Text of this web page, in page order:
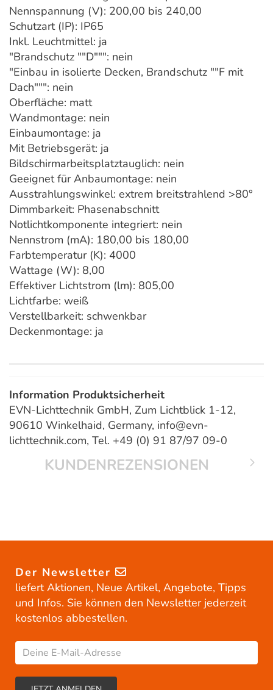
Nennspannung (V): 200,00 bis 240,00
Schutzart (IP): IP65
Inkl. Leuchtmittel: ja
"Brandschutz ""D""": nein
"Einbau in isolierte Decken, Brandschutz ""F mit
Dach""": nein
Oberfläche: matt
Wandmontage: nein
Einbaumontage: ja
Mit Betriebsgerät: ja
Bildschirmarbeitsplatztauglich: nein
Geeignet für Anbaumontage: nein
Ausstrahlungswinkel: extrem breitstrahlend >80°
Dimmbarkeit: Phasenabschnitt
Notlichtkomponente integriert: nein
Nennstrom (mA): 180,00 bis 180,00
Farbtemperatur (K): 4000
Wattage (W): 8,00
Effektiver Lichtstrom (lm): 805,00
Lichtfarbe: weiß
Verstellbarkeit: schwenkbar
Deckenmontage: ja
Information Produktsicherheit
EVN-Lichttechnik GmbH, Zum Lichtblick 1-12,
90610 Winkelhaid, Germany, info@evn-
lichttechnik.com, Tel. +49 (0) 91 87/97 09-0
KUNDENREZENSIONEN
Der Newsletter
liefert Aktionen, Neue Artikel, Angebote, Tipps
und Infos. Sie können den Newsletter jederzeit
kostenlos abbestellen.